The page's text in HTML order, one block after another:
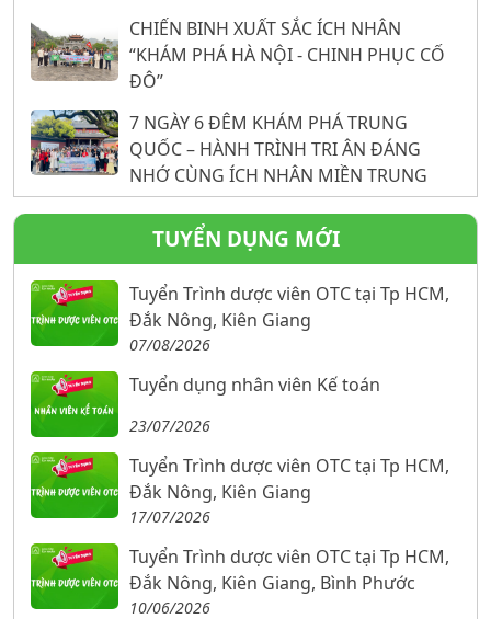
CHIẾN BINH XUẤT SẮC ÍCH NHÂN
“KHÁM PHÁ HÀ NỘI - CHINH PHỤC CỐ
ĐÔ”
7 NGÀY 6 ĐÊM KHÁM PHÁ TRUNG
QUỐC – HÀNH TRÌNH TRI ÂN ĐÁNG
NHỚ CÙNG ÍCH NHÂN MIỀN TRUNG
TUYỂN DỤNG MỚI
Tuyển Trình dược viên OTC tại Tp HCM,
Đắk Nông, Kiên Giang
07/08/2026
Tuyển dụng nhân viên Kế toán
23/07/2026
Tuyển Trình dược viên OTC tại Tp HCM,
Đắk Nông, Kiên Giang
17/07/2026
Tuyển Trình dược viên OTC tại Tp HCM,
Đắk Nông, Kiên Giang, Bình Phước
10/06/2026